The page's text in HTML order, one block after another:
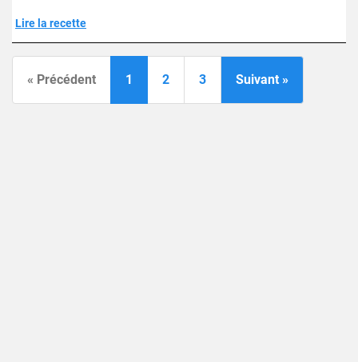
Lire la recette
« Précédent 1 2 3 Suivant »